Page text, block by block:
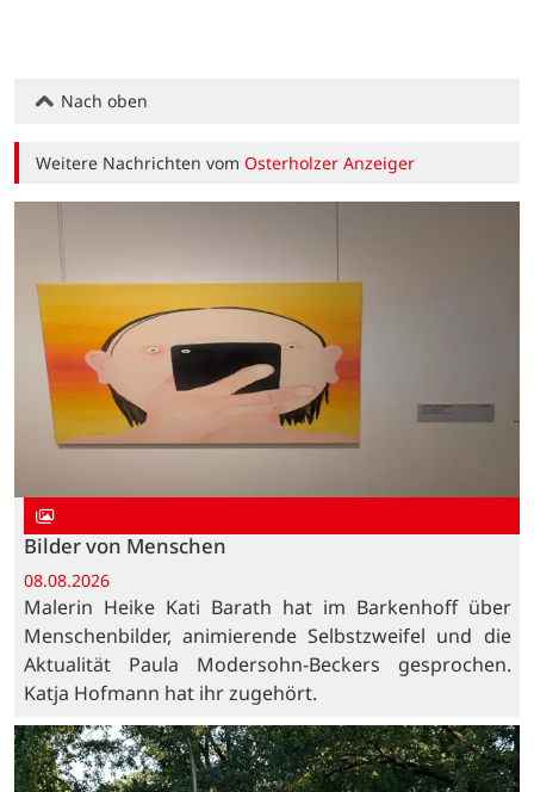
Nach oben
Weitere Nachrichten vomOsterholzer Anzeiger
Bilder von Menschen
08.08.2026
Malerin Heike Kati Barath hat im Barkenhoff über
Menschenbilder, animierende Selbstzweifel und die
Aktualität Paula Modersohn-Beckers gesprochen.
Katja Hofmann hat ihr zugehört.